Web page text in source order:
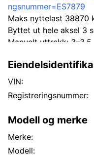
ngsnummer=ES7879
Maks nyttelast 38870
Byttet ut hele aksel 3
Manuelt uttrekk: 3–3,5
Fjernstyring på
Hydraulikk aggregat på
Med forbehold om feil i
VIN:
Registreringsnummer:
Modell og merke
Merke:
Modell: